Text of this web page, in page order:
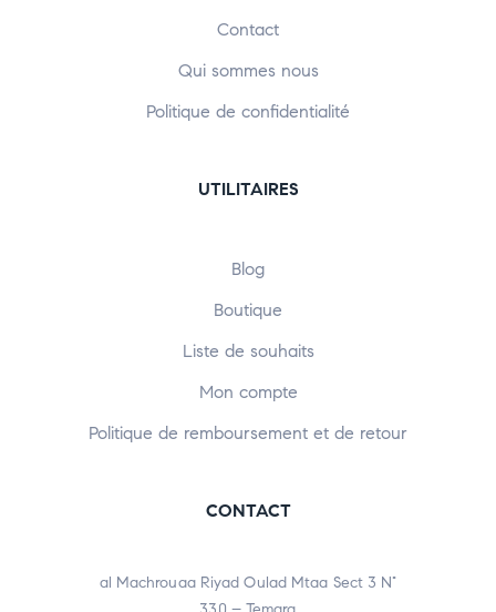
Contact
Qui sommes nous
Politique de confidentialité
UTILITAIRES
Blog
Boutique
Liste de souhaits
Mon compte
Politique de remboursement et de retour
CONTACT
al Machrouaa Riyad Oulad Mtaa Sect 3 N°